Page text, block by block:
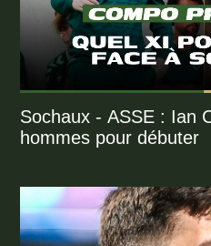
Sochaux - ASSE : Ian
hommes pour débuter